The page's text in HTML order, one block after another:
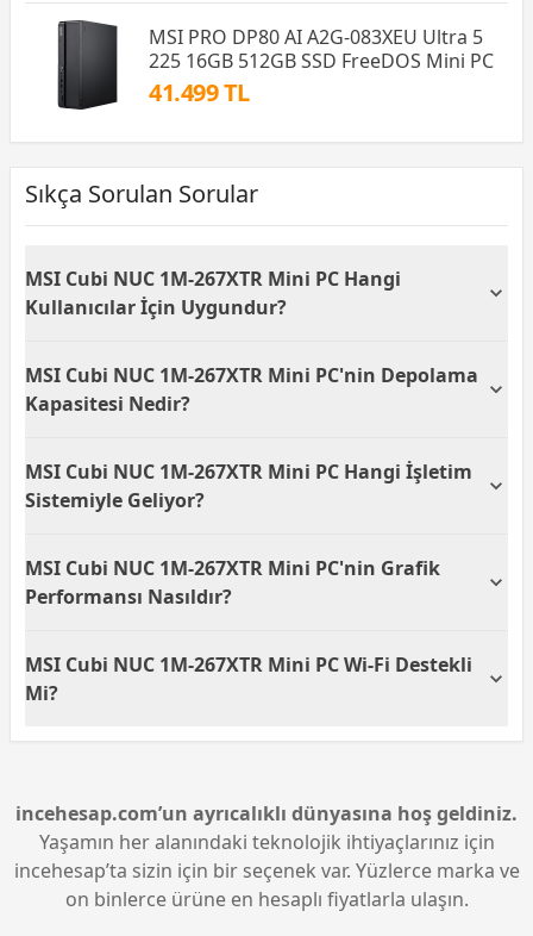
MSI PRO DP80 AI A2G-083XEU Ultra 5
225 16GB 512GB SSD FreeDOS Mini PC
41.499 TL
Sıkça Sorulan Sorular
MSI Cubi NUC 1M-267XTR Mini PC Hangi
Kullanıcılar İçin Uygundur?
performans ve taşınabilirlik arayan kullanıcılar için
mükemmel bir seçimdir. Güçlü Intel Core i7 işlemcisi
ve 16GB RAM kapasitesi, çoklu görevleri rahatça
amacıyla profesyonel kullanım hem de kişisel
eğlence ihtiyaçlarını karşılamak için idealdir.
MSI Cubi NUC 1M-267XTR Mini PC'nin Depolama
Kapasitesi Nedir?
depolama kapasitesine sahiptir. Bu geniş depolama
alanı; belgeler, medya dosyaları ve oyunlar gibi çok
sayıda veriyi saklamanıza olanak tanır. SSD teknolojisi
performansı sunmaktadır.
MSI Cubi NUC 1M-267XTR Mini PC Hangi İşletim
Sistemiyle Geliyor?
sistemi ile birlikte gelmektedir. FreeDOS, kullanıcılara
özgürce tercih ettikleri bir işletim sistemini yükleme
esnekliği kazanır.
MSI Cubi NUC 1M-267XTR Mini PC'nin Grafik
Performansı Nasıldır?
Graphics ekran kartı ile donatılmıştır. Bu grafik kartı,
günlük kullanım ve temel grafik işlemlerinin yanı sıra
deneyimleri için yeterli performansı sunar. Daha
MSI Cubi NUC 1M-267XTR Mini PC Wi-Fi Destekli
Mi?
Evet, MSI Cubi NUC 1M-267XTR Mini PC Wi-Fi
bağlantısı sağlayabilir ve kablosuz ağlara kolayca
erişebilirsiniz. Bu, ev veya ofis ortamınızda daha
esnek çalışma olanakları sunar.
incehesap.com’un ayrıcalıklı dünyasına hoş geldiniz.
Yaşamın her alanındaki teknolojik ihtiyaçlarınız için
incehesap’ta sizin için bir seçenek var. Yüzlerce marka ve
on binlerce ürüne en hesaplı fiyatlarla ulaşın.